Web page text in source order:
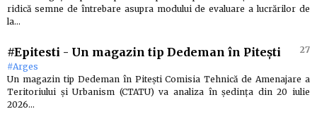
ridică semne de întrebare asupra modului de evaluare a lucrărilor de
la…
#Epitesti - Un magazin tip Dedeman în Pitești
27
#Arges
Un magazin tip Dedeman în Pitești Comisia Tehnică de Amenajare a
Teritoriului și Urbanism (CTATU) va analiza în ședința din 20 iulie
2026…